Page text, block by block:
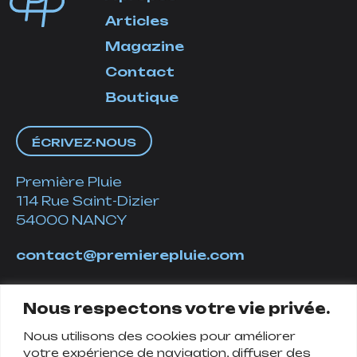
Nous respectons votre vie privée.
Nous utilisons des cookies pour améliorer
votre expérience de navigation, diffuser des
Articles
Magazine
Contact
Boutique
ÉCRIVEZ-NOUS
Première Pluie
114 Rue Saint-Dizier
54000 NANCY
contact@premierepluie.com
Suivez-nous